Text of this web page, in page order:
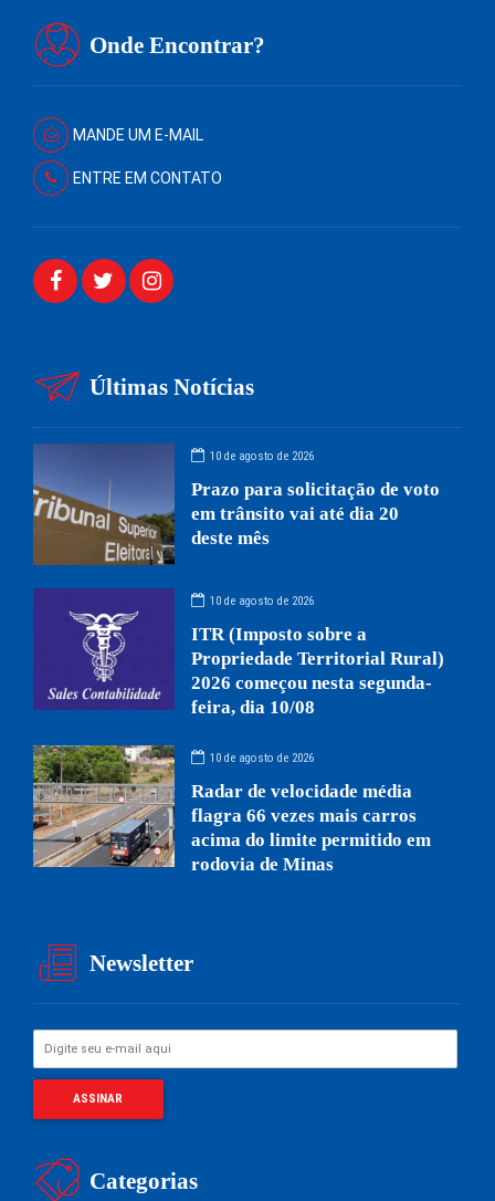
Onde Encontrar?
MANDE UM E-MAIL
ENTRE EM CONTATO
Últimas Notícias
10 de agosto de 2026
Prazo para solicitação de voto
em trânsito vai até dia 20
deste mês
10 de agosto de 2026
ITR (Imposto sobre a
Propriedade Territorial Rural)
2026 começou nesta segunda-
feira, dia 10/08
10 de agosto de 2026
Radar de velocidade média
flagra 66 vezes mais carros
acima do limite permitido em
rodovia de Minas
Newsletter
Categorias